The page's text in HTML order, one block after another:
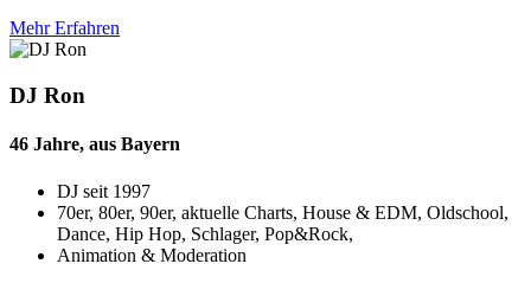
Mehr Erfahren
DJ Ron
46 Jahre, aus Bayern
DJ seit 1997
70er, 80er, 90er, aktuelle Charts, House & EDM, Oldschool,
Dance, Hip Hop, Schlager, Pop&Rock,
Animation & Moderation